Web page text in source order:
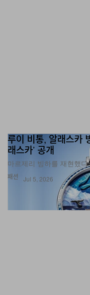
패션
루이 비통, 알래스카
래스카’ 공개
마르제리 빙하를 재현했다.
Jul 5, 2026